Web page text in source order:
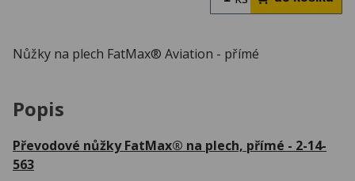
Nůžky na plech FatMax® Aviation - přímé
Popis
Převodové nůžky FatMax® na plech, přímé - 2-14-
563